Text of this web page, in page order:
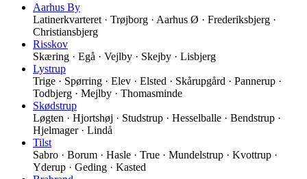
Aarhus By
Latinerkvarteret · Trøjborg · Aarhus Ø · Frederiksbjerg ·
Christiansbjerg
Risskov
Skæring · Egå · Vejlby · Skejby · Lisbjerg
Lystrup
Trige · Spørring · Elev · Elsted · Skårupgård · Pannerup ·
Todbjerg · Mejlby · Thomasminde
Skødstrup
Løgten · Hjortshøj · Studstrup · Hesselballe · Bendstrup ·
Hjelmager · Lindå
Tilst
Sabro · Borum · Hasle · True · Mundelstrup · Kvottrup ·
Yderup · Geding · Kasted